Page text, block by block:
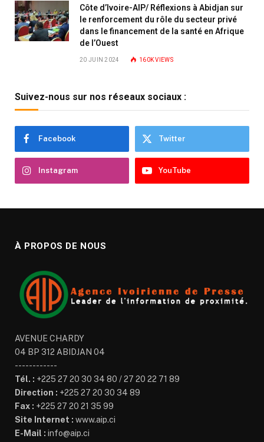
Côte d’Ivoire-AIP/ Réflexions à Abidjan sur
le renforcement du rôle du secteur privé
dans le financement de la santé en Afrique
de l’Ouest
20 JUIN 2024 160KVIEWS
Suivez-nous sur nos réseaux sociaux :
Facebook Twitter
Instagram YouTube
À PROPOS DE NOUS
AVENUE CHARDY
04 BP 312 ABIDJAN 04
------------
Tél. : +225 27 20 30 34 80 / 27 20 22 71 89
Direction : +225 27 20 30 34 89
Fax : +225 27 20 21 35 99
Site Internet : www.aip.ci
E-Mail : info@aip.ci